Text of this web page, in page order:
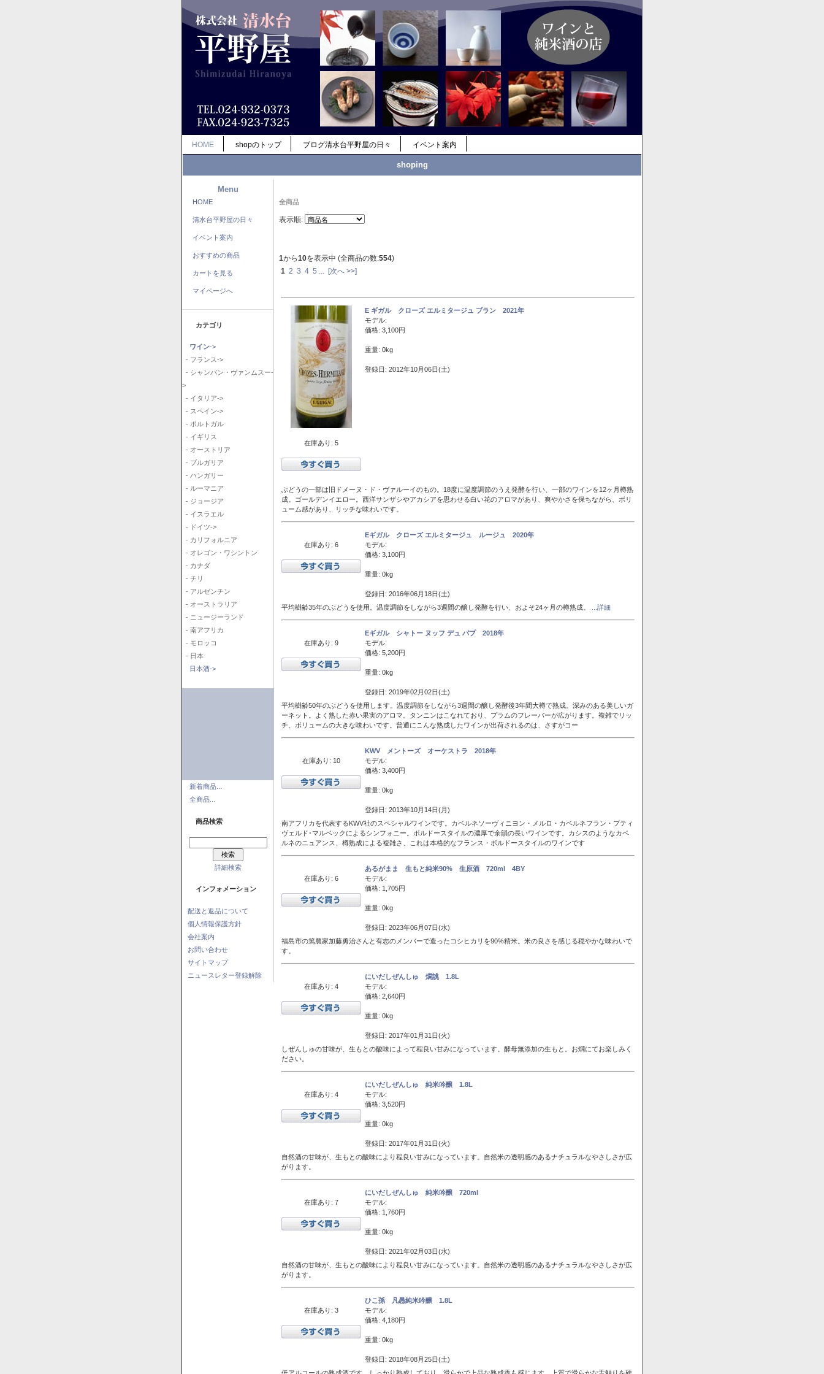
HOME shopのトップ ブログ清水台平野屋の日々 イベント案内
shoping
Menu
HOME
清水台平野屋の日々
イベント案内
おすすめの商品
カートを見る
マイページへ
カテゴリ
ワイン->
- フランス->
- シャンパン・ヴァンムスー-
>
- イタリア->
- スペイン->
- ポルトガル
- イギリス
- オーストリア
- ブルガリア
- ハンガリー
- ルーマニア
- ジョージア
- イスラエル
- ドイツ->
- カリフォルニア
- オレゴン・ワシントン
- カナダ
- チリ
- アルゼンチン
- オーストラリア
- ニュージーランド
- 南アフリカ
- モロッコ
- 日本
日本酒->
新着商品...
全商品...
商品検索
詳細検索
インフォメーション
配送と返品について
個人情報保護方針
会社案内
お問い合わせ
サイトマップ
ニュースレター登録解除
全商品
表示順:
1から10を表示中 (全商品の数:554)
1 2 3 4 5 [次へ >>]
在庫あり: 5
E ギガル クローズ エルミタージュ ブラン 2021年
モデル:
価格: 3,100円
重量: 0kg
登録日: 2012年10月06日(土)
ぶどうの一部は旧ドメーヌ・ド・ヴァルーイのもの。18度に温度調節のうえ発酵を行い、一部のワインを12ヶ月樽熟
成。ゴールデンイエロー。西洋サンザシやアカシアを思わせる白い花のアロマがあり、爽やかさを保ちながら、ボリ
ューム感があり、リッチな味わいです。
在庫あり: 6
Eギガル クローズ エルミタージュ ルージュ 2020年
モデル:
価格: 3,100円
重量: 0kg
登録日: 2016年06月18日(土)
平均樹齢35年のぶどうを使用。温度調節をしながら3週間の醸し発酵を行い、およそ24ヶ月の樽熟成。
...詳細
在庫あり: 9
Eギガル シャトー ヌッフ デュ パプ 2018年
モデル:
価格: 5,200円
重量: 0kg
登録日: 2019年02月02日(土)
平均樹齢50年のぶどうを使用します。温度調節をしながら3週間の醸し発酵後3年間大樽で熟成。深みのある美しいガ
ーネット。よく熟した赤い果実のアロマ。タンニンはこなれており、プラムのフレーバーが広がります。複雑でリッ
チ、ボリュームの大きな味わいです。普通にこんな熟成したワインが出荷されるのは、さすがコー
在庫あり: 10
KWV メントーズ オーケストラ 2018年
モデル:
価格: 3,400円
重量: 0kg
登録日: 2013年10月14日(月)
南アフリカを代表するKWV社のスペシャルワインです。カベルネソーヴィニヨン・メルロ・カベルネフラン・プティ
ヴェルド･マルベックによるシンフォニー。ボルドースタイルの濃厚で余韻の長いワインです。カシスのようなカベ
ルネのニュアンス、樽熟成による複雑さ、これは本格的なフランス・ボルドースタイルのワインです
在庫あり: 6
あるがまま 生もと純米90% 生原酒 720ml 4BY
モデル:
価格: 1,705円
重量: 0kg
登録日: 2023年06月07日(水)
福島市の篤農家加藤勇治さんと有志のメンバーで造ったコシヒカリを90%精米。米の良さを感じる穏やかな味わいで
す。
在庫あり: 4
にいだしぜんしゅ 燗誂 1.8L
モデル:
価格: 2,640円
重量: 0kg
登録日: 2017年01月31日(火)
しぜんしゅの甘味が、生もとの酸味によって程良い甘みになっています。酵母無添加の生もと。お燗にてお楽しみく
ださい。
在庫あり: 4
にいだしぜんしゅ 純米吟醸 1.8L
モデル:
価格: 3,520円
重量: 0kg
登録日: 2017年01月31日(火)
自然酒の甘味が、生もとの酸味により程良い甘みになっています。自然米の透明感のあるナチュラルなやさしさが広
がります。
在庫あり: 7
にいだしぜんしゅ 純米吟醸 720ml
モデル:
価格: 1,760円
重量: 0kg
登録日: 2021年02月03日(水)
自然酒の甘味が、生もとの酸味により程良い甘みになっています。自然米の透明感のあるナチュラルなやさしさが広
がります。
在庫あり: 3
ひこ孫 凡愚純米吟醸 1.8L
モデル:
価格: 4,180円
重量: 0kg
登録日: 2018年08月25日(土)